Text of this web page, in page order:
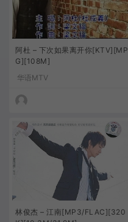
阿杜 – 下次如果离开你[KTV][MP
G][108M]
华语MTV
林俊杰 – 江南[MP3/FLAC][320